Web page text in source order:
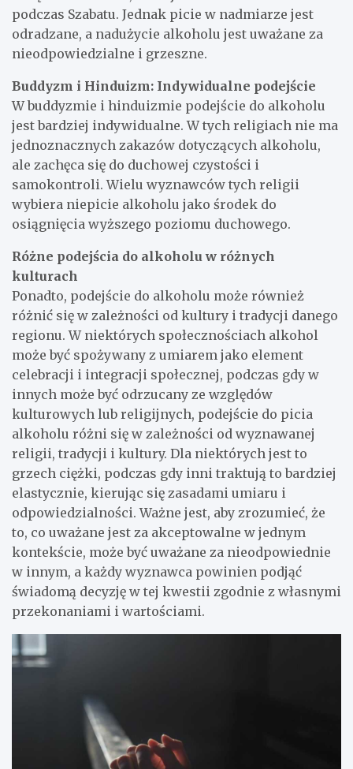
podczas Szabatu. Jednak picie w nadmiarze jest
odradzane, a nadużycie alkoholu jest uważane za
nieodpowiedzialne i grzeszne.
Buddyzm i Hinduizm: Indywidualne podejście
W buddyzmie i hinduizmie podejście do alkoholu
jest bardziej indywidualne. W tych religiach nie ma
jednoznacznych zakazów dotyczących alkoholu,
ale zachęca się do duchowej czystości i
samokontroli. Wielu wyznawców tych religii
wybiera niepicie alkoholu jako środek do
osiągnięcia wyższego poziomu duchowego.
Różne podejścia do alkoholu w różnych
kulturach
Ponadto, podejście do alkoholu może również
różnić się w zależności od kultury i tradycji danego
regionu. W niektórych społecznościach alkohol
może być spożywany z umiarem jako element
celebracji i integracji społecznej, podczas gdy w
innych może być odrzucany ze względów
kulturowych lub religijnych, podejście do picia
alkoholu różni się w zależności od wyznawanej
religii, tradycji i kultury. Dla niektórych jest to
grzech ciężki, podczas gdy inni traktują to bardziej
elastycznie, kierując się zasadami umiaru i
odpowiedzialności. Ważne jest, aby zrozumieć, że
to, co uważane jest za akceptowalne w jednym
kontekście, może być uważane za nieodpowiednie
w innym, a każdy wyznawca powinien podjąć
świadomą decyzję w tej kwestii zgodnie z własnymi
przekonaniami i wartościami.